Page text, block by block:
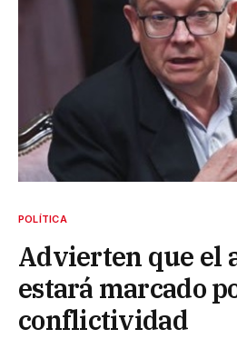
POLÍTICA
Advierten que el
estará marcado
conflictividad